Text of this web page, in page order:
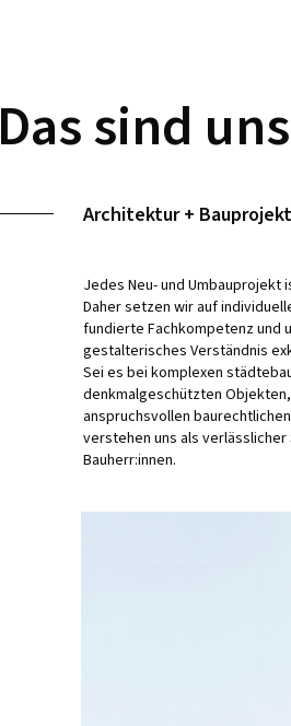
Das sind
Architektur +
Jedes Neu- und Umbauprojekt
Daher setzen wir auf
fundierte Fachkompetenz und
gestalterisches Verständnis
Sei es bei komplexen
denkmalgeschützten
anspruchsvollen
verstehen uns als
Bauherr:innen.